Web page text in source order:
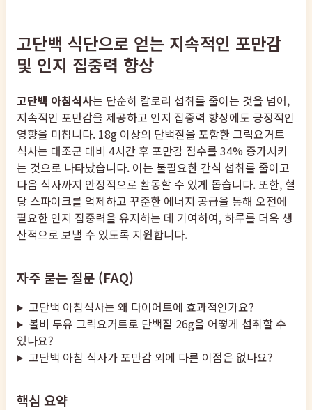
고단백 식단으로 얻는 지속적인 포만감
및 인지 집중력 향상
고단백 아침식사는 단순히 칼로리 섭취를 줄이는 것을 넘어,
지속적인 포만감을 제공하고 인지 집중력 향상에도 긍정적인
영향을 미칩니다. 18g 이상의 단백질을 포함한 그릭요거트
식사는 대조군 대비 4시간 후 포만감 점수를 34% 증가시키
는 것으로 나타났습니다. 이는 불필요한 간식 섭취를 줄이고
다음 식사까지 안정적으로 활동할 수 있게 돕습니다. 또한, 혈
당 스파이크를 억제하고 꾸준한 에너지 공급을 통해 오전에
필요한 인지 집중력을 유지하는 데 기여하여, 하루를 더욱 생
산적으로 보낼 수 있도록 지원합니다.
자주 묻는 질문 (FAQ)
고단백 아침식사는 왜 다이어트에 효과적인가요?
볼비 두유 그릭요거트로 단백질 26g을 어떻게 섭취할 수
있나요?
고단백 아침 식사가 포만감 외에 다른 이점은 없나요?
핵심 요약